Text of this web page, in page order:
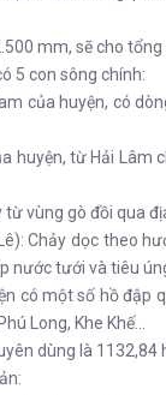
mm, sẽ cho
5 con sông chính:
của huyện, có
huyện, từ Hải Lâm
vùng gò đồi qua
Chảy dọc theo
nước tưới và tiêu
có một số hồ đập
Long, Khe Khế...
dùng là 1132,84